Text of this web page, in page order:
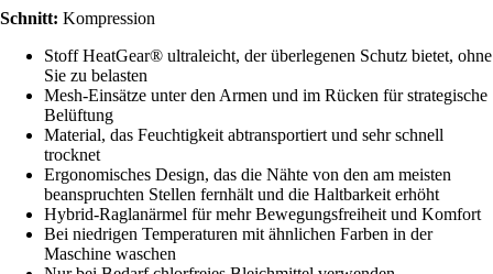
Schnitt: Kompression
Stoff HeatGear® ultraleicht, der überlegenen Schutz bietet, ohne
Sie zu belasten
Mesh-Einsätze unter den Armen und im Rücken für strategische
Belüftung
Material, das Feuchtigkeit abtransportiert und sehr schnell
trocknet
Ergonomisches Design, das die Nähte von den am meisten
beanspruchten Stellen fernhält und die Haltbarkeit erhöht
Hybrid-Raglanärmel für mehr Bewegungsfreiheit und Komfort
Bei niedrigen Temperaturen mit ähnlichen Farben in der
Maschine waschen